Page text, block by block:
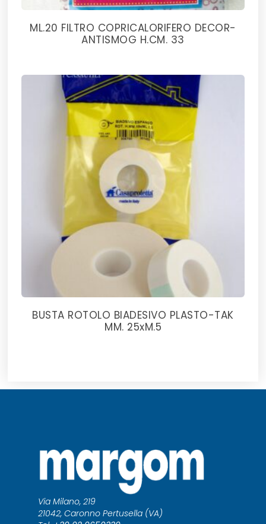
ML.20 FILTRO COPRICALORIFERO DECOR-
ANTISMOG H.CM. 33
BUSTA ROTOLO BIADESIVO PLASTO-TAK
MM. 25xM.5
Via Milano, 219
21042, Caronno Pertusella (VA)